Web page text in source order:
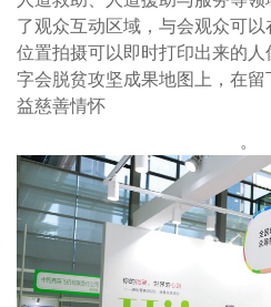
了观众互动区域，与会观众可
位置拍摄可以即时打印出来的
字会脱贫攻坚成果地图上，在
益慈善情怀
。